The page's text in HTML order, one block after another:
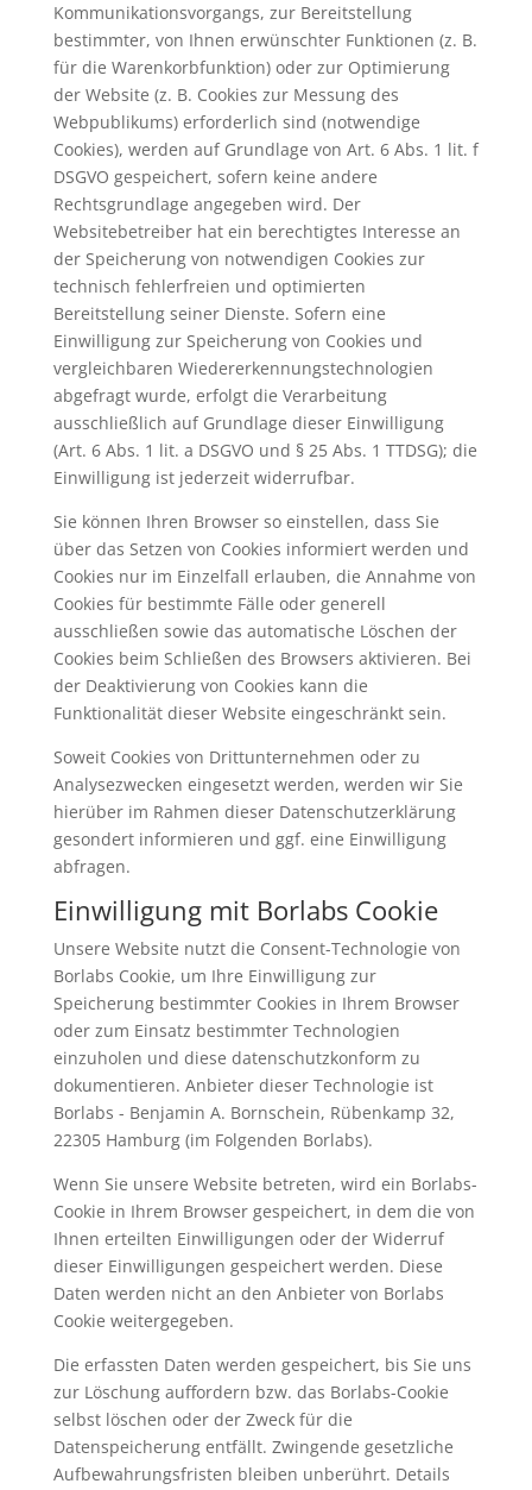
Kommunikationsvorgangs, zur Bereitstellung
bestimmter, von Ihnen erwünschter Funktionen (z. B.
für die Warenkorbfunktion) oder zur Optimierung
der Website (z. B. Cookies zur Messung des
Webpublikums) erforderlich sind (notwendige
Cookies), werden auf Grundlage von Art. 6 Abs. 1 lit. f
DSGVO gespeichert, sofern keine andere
Rechtsgrundlage angegeben wird. Der
Websitebetreiber hat ein berechtigtes Interesse an
der Speicherung von notwendigen Cookies zur
technisch fehlerfreien und optimierten
Bereitstellung seiner Dienste. Sofern eine
Einwilligung zur Speicherung von Cookies und
vergleichbaren Wiedererkennungstechnologien
abgefragt wurde, erfolgt die Verarbeitung
ausschließlich auf Grundlage dieser Einwilligung
(Art. 6 Abs. 1 lit. a DSGVO und § 25 Abs. 1 TTDSG); die
Einwilligung ist jederzeit widerrufbar.
Sie können Ihren Browser so einstellen, dass Sie
über das Setzen von Cookies informiert werden und
Cookies nur im Einzelfall erlauben, die Annahme von
Cookies für bestimmte Fälle oder generell
ausschließen sowie das automatische Löschen der
Cookies beim Schließen des Browsers aktivieren. Bei
der Deaktivierung von Cookies kann die
Funktionalität dieser Website eingeschränkt sein.
Soweit Cookies von Drittunternehmen oder zu
Analysezwecken eingesetzt werden, werden wir Sie
hierüber im Rahmen dieser Datenschutzerklärung
gesondert informieren und ggf. eine Einwilligung
abfragen.
Einwilligung mit Borlabs Cookie
Unsere Website nutzt die Consent-Technologie von
Borlabs Cookie, um Ihre Einwilligung zur
Speicherung bestimmter Cookies in Ihrem Browser
oder zum Einsatz bestimmter Technologien
einzuholen und diese datenschutzkonform zu
dokumentieren. Anbieter dieser Technologie ist
Borlabs - Benjamin A. Bornschein, Rübenkamp 32,
22305 Hamburg (im Folgenden Borlabs).
Wenn Sie unsere Website betreten, wird ein Borlabs-
Cookie in Ihrem Browser gespeichert, in dem die von
Ihnen erteilten Einwilligungen oder der Widerruf
dieser Einwilligungen gespeichert werden. Diese
Daten werden nicht an den Anbieter von Borlabs
Cookie weitergegeben.
Die erfassten Daten werden gespeichert, bis Sie uns
zur Löschung auffordern bzw. das Borlabs-Cookie
selbst löschen oder der Zweck für die
Datenspeicherung entfällt. Zwingende gesetzliche
Aufbewahrungsfristen bleiben unberührt. Details